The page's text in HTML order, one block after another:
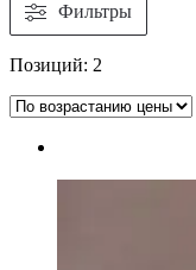
Фильтры
Позиций: 2